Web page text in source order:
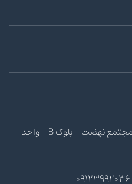
آدرس : سمنان - چهار راه ورزش - مجتمع نهضت - بلوک B - واحد